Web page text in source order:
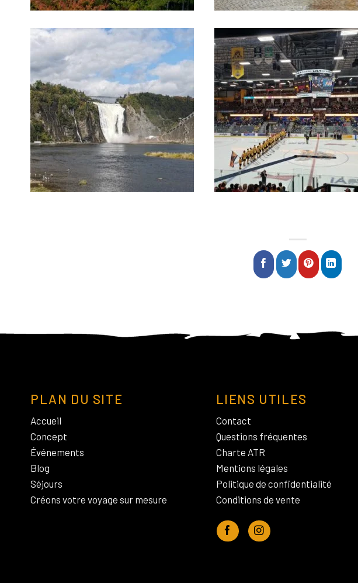
PLAN DU SITE
Accueil
Concept
Événements
Blog
Séjours
Créons votre voyage sur mesure
LIENS UTILES
Contact
Questions fréquentes
Charte ATR
Mentions légales
Politique de confidentialité
Conditions de vente